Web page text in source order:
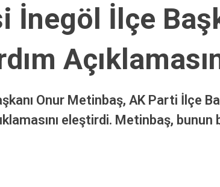
İnegöl İlçe
Onur Metinbaş, AK Parti İlçe
eleştirdi. Metinbaş,